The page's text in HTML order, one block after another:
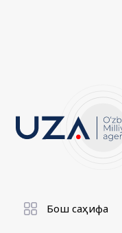
Бош саҳифа